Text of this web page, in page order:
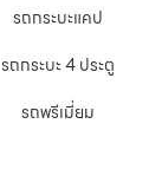
รถกระบะแคป
รถกระบะ 4 ประตู
รถพรีเมี่ยม